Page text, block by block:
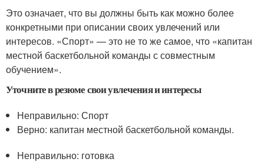
Это означает, что вы должны быть как можно более
конкретными при описании своих увлечений или
интересов. «Спорт» — это не то же самое, что «капитан
местной баскетбольной команды с совместным
обучением».
Уточните в резюме свои увлечения и интересы
Неправильно: Спорт
Верно: капитан местной баскетбольной команды.
Неправильно: готовка